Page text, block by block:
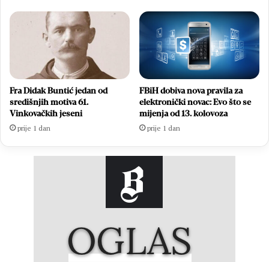
Fra Didak Buntić jedan od
središnjih motiva 61.
Vinkovačkih jeseni
prije 1 dan
FBiH dobiva nova pravila za
elektronički novac: Evo što se
mijenja od 13. kolovoza
prije 1 dan